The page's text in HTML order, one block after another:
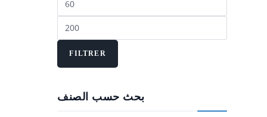
min
Prix
max
FILTRER
بحث حسب الصنف